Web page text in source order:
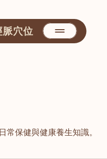
脈穴位
保健與健康養生知識。